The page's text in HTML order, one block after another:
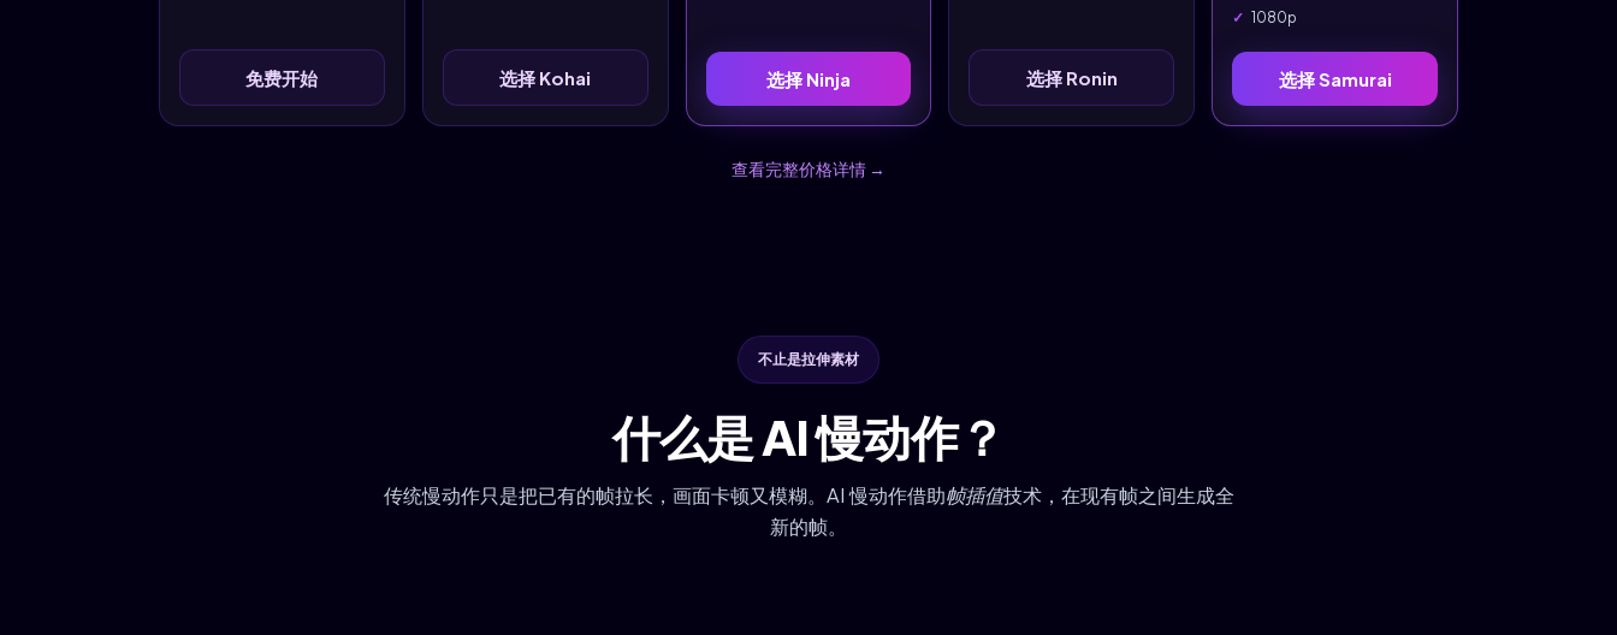
免费开始 选择 Kohai 选择 Ninja 选择 Ronin
1080p
选择 Samurai
查看完整价格详情 →
不止是拉伸素材
什么是 AI 慢动作？
传统慢动作只是把已有的帧拉长，画面卡顿又模糊。AI 慢动作借助帧插值技术，在现有帧之间生成全
新的帧。